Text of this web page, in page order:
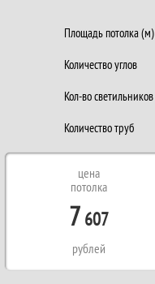
Площадь потолка (м)
Количество углов
Кол-во светильников
Количество труб
цена
потолка
7 607
рублей